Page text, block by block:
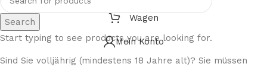
Search
Start typing to see products you are looking for.
Wagen
Mein Konto
Sind Sie volljährig (mindestens 18 Jahre alt)? Sie müssen